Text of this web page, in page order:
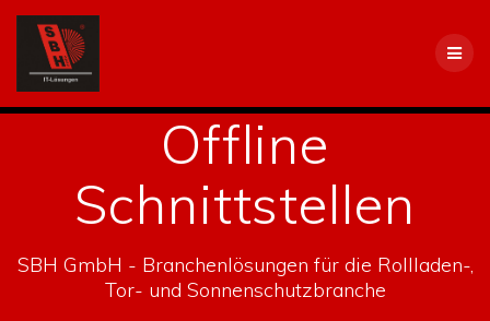
Offline
Schnittstellen
SBH GmbH - Branchenlösungen für die Rollladen-,
Tor- und Sonnenschutzbranche